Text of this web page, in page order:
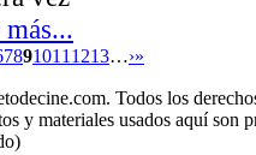
7891011 1213…›»
Todos los
y materiales usados aquí son